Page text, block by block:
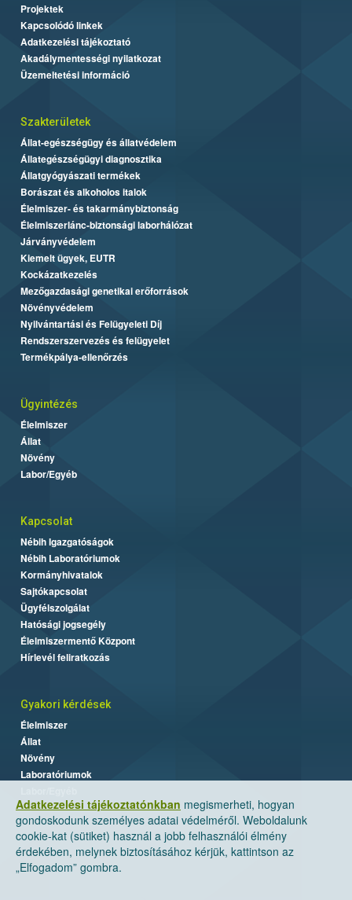
Adatkezelési tájékoztatónkban megismerheti, hogyan
gondoskodunk személyes adatai védelméről. Weboldalunk
cookie-kat (sütiket) használ a jobb felhasználói élmény
érdekében, melynek biztosításához kérjük, kattintson az
„Elfogadom” gombra.
Projektek
Kapcsolódó linkek
Adatkezelési tájékoztató
Akadálymentességi nyilatkozat
Üzemeltetési információ
Szakterületek
Állat-egészségügy és állatvédelem
Állategészségügyi diagnosztika
Állatgyógyászati termékek
Borászat és alkoholos italok
Élelmiszer- és takarmánybiztonság
Élelmiszerlánc-biztonsági laborhálózat
Járványvédelem
Kiemelt ügyek, EUTR
Kockázatkezelés
Mezőgazdasági genetikai erőforrások
Növényvédelem
Nyilvántartási és Felügyeleti Díj
Rendszerszervezés és felügyelet
Termékpálya-ellenőrzés
Ügyintézés
Élelmiszer
Állat
Növény
Labor/Egyéb
Kapcsolat
Nébih Igazgatóságok
Nébih Laboratóriumok
Kormányhivatalok
Sajtókapcsolat
Ügyfélszolgálat
Hatósági jogsegély
Élelmiszermentő Központ
Hírlevél feliratkozás
Gyakori kérdések
Élelmiszer
Állat
Növény
Laboratóriumok